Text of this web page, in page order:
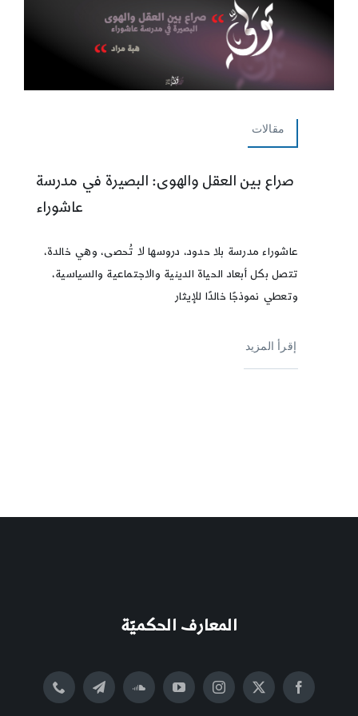
مقالات
صراع بين العقل والهوى: البصيرة في مدرسة
عاشوراء
عاشوراء مدرسة بلا حدود، دروسها لا تُحصى، وهي خالدة،
تتصل بكل أبعاد الحياة الدينية والاجتماعية والسياسية،
وتعطي نموذجًا خالدًا للإيثار
إقرأ المزيد
المعارف الحكميّة